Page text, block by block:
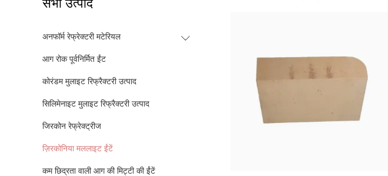
सभी उत्पाद
अनफॉर्म रेफ्रेक्टरी मटेरियल
आग रोक पूर्वनिर्मित ईंट
कोरंडम मुलाइट रिफ्रैक्टरी उत्पाद
सिलिमेनाइट मुलाइट रिफ्रैक्टरी उत्पाद
जिरकोन रेफ्रेक्ट्रीज
ज़िरकोनिया मललाइट ईंटें
कम छिद्रता वाली आग की मिट्टी की ईंटें